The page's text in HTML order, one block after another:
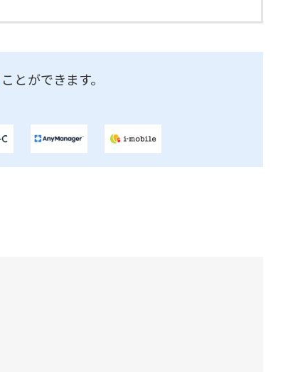
ことができます。